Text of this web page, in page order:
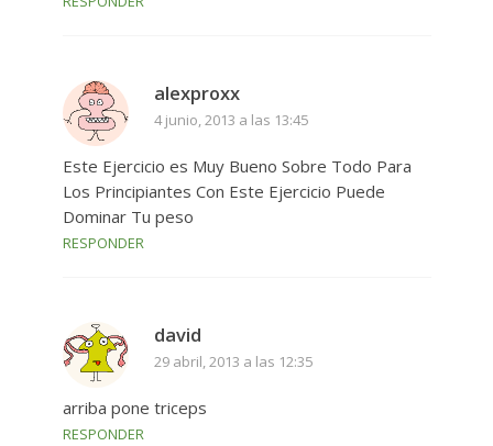
alexproxx
4 junio, 2013 a las 13:45
Este Ejercicio es Muy Bueno Sobre Todo Para
Los Principiantes Con Este Ejercicio Puede
Dominar Tu peso
RESPONDER
david
29 abril, 2013 a las 12:35
arriba pone triceps
RESPONDER